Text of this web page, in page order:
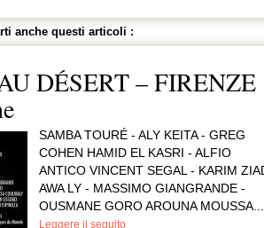
anche questi articoli :
DÉSERT – FIRENZE
SAMBA TOURÉ - ALY KEITA - GREG
COHEN HAMID EL KASRI - ALFIO
ANTICO VINCENT SEGAL - KARIM
AWA LY - MASSIMO GIANGRANDE -
OUSMANE GORO AROUNA MOUSSA...
Leggere il seguito